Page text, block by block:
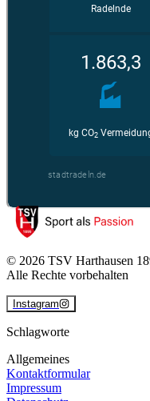
© 2026 TSV Harthausen
Alle Rechte vorbehalten
Instagram
Schlagworte
Allgemeines
Kontaktformular
Impressum